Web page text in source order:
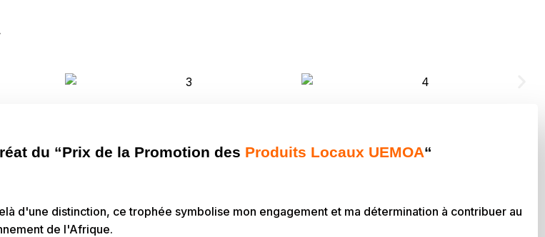
du “Prix de la Promotion des Produits Locaux UEMOA“
d'une distinction, ce trophée symbolise mon engagement et ma détermination à contribuer au
de l'Afrique.